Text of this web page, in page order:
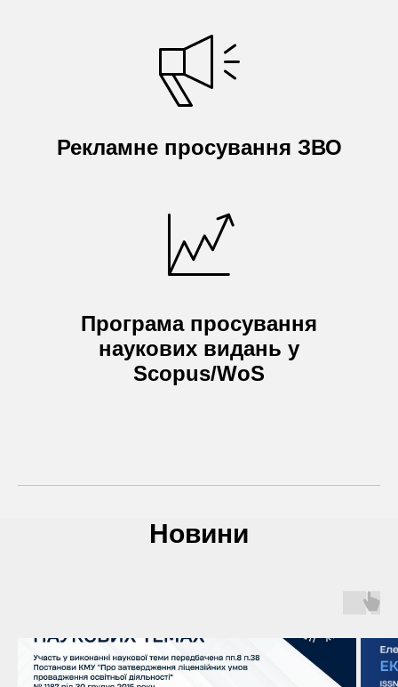
Рекламне просування ЗВО
Програма просування
наукових видань у
Scopus/WoS
Новини